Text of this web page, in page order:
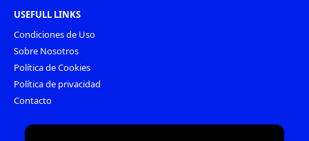
USEFULL LINKS
Condiciones de Uso
Sobre Nosotros
Política de Cookies
Política de privacidad
Contacto